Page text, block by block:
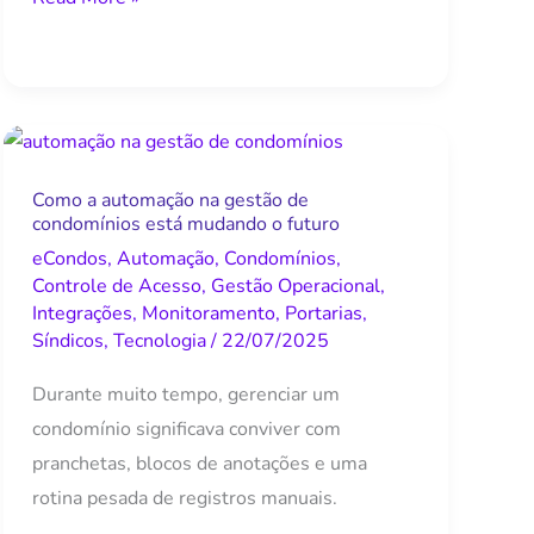
Como a automação na gestão de
condomínios está mudando o futuro
eCondos, Automação, Condomínios,
Controle de Acesso, Gestão Operacional,
Integrações, Monitoramento, Portarias,
Síndicos, Tecnologia/ 22/07/2025
Durante muito tempo, gerenciar um
condomínio significava conviver com
pranchetas, blocos de anotações e uma
rotina pesada de registros manuais.
Como
automação
na
gestão
de
condomínios
está
mudando
futuro